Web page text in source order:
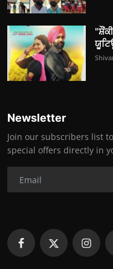
Newsletter
Join our subscribers list
special offers directly in